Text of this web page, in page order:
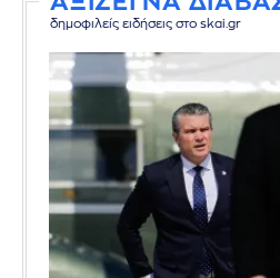
δημοφιλείς ειδήσεις στο skai.gr